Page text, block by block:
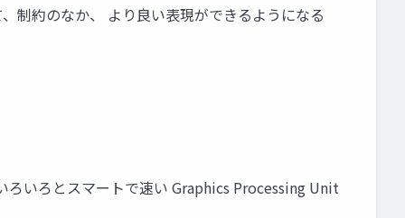
制約のなか、 より良い表現ができるようになる
いろとスマートで速い Graphics Processing Unit